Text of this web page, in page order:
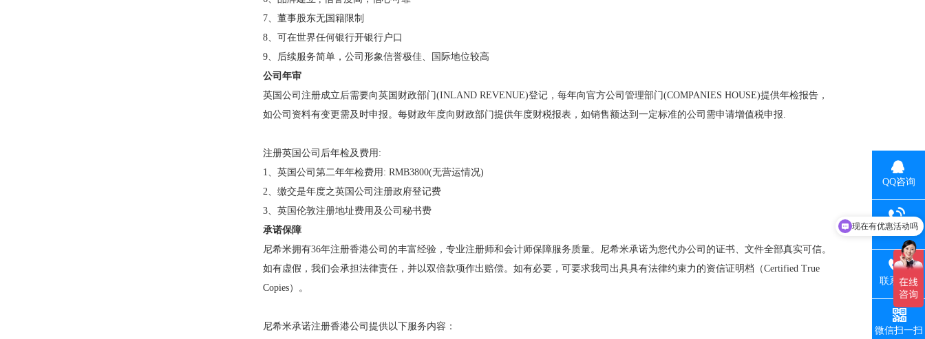
7、 董事股东无国籍限制
8、 可在世界任何银行开银行户口
9、
后续服务简单，公司形象信誉极佳、国际地位较高
公司年审
英国公司注册成立后需要向英国财政部门(INLAND REVENUE)登记，每年向官方公司管理部门(COMPANIES HOUSE)提供年检报告，
如公司资料有变更需及时申报。每财政年度向财政部门提供年度财税报表，如销售额达到一定标准的公司需申请增值税申报.
注册英国公司后年检及费用:
1、 英国公司第二年年检费用: RMB3800(无营运情况)
2、 缴交是年度之英国公司注册政府登记费
3、 英国伦敦注册地址费用及公司秘书费
承诺保障
尼希米拥有36年注册香港公司的丰富经验，专业注册师和会计师保障服务质量。尼希米承诺为您代办公司的证书、文件全部真实可信。
如有虚假，我们会承担法律责任，并以双倍款项作出赔偿。如有必要，可要求我司出具具有法律约束力的资信证明档（Certified True
Copies）。
尼希米承诺注册香港公司提供以下服务内容：
QQ咨询
热线电话
联系手机
微信扫一扫
可以介绍下你们的产品么
现在有优惠活动吗